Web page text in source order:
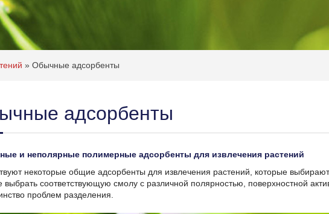
» Обычные адсорбенты
адсорбенты
и неполярные полимерные адсорбенты для извлечения растений
некоторые общие адсорбенты для извлечения растений, которые
выбрать соответствующую смолу с различной полярностью, поверхностной
проблем разделения.